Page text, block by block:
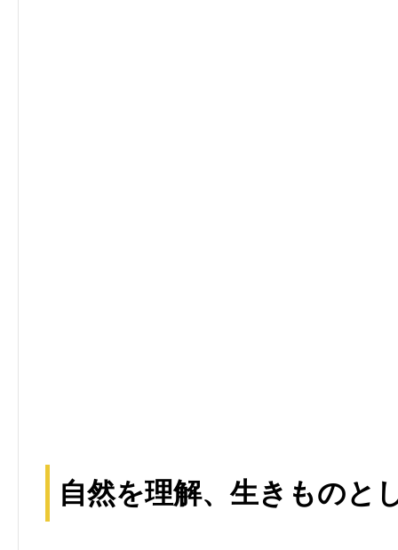
自然を理解、生きものと